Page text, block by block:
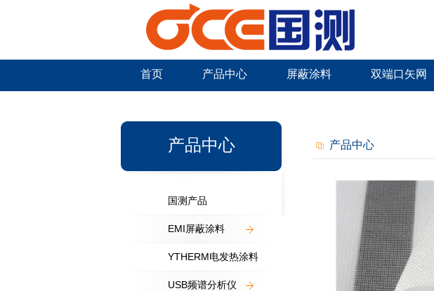
首页 产品中心 屏蔽涂料 双端口矢网
产品中心
国测产品
EMI屏蔽涂料
YTHERM电发热涂料
USB频谱分析仪
产品中心